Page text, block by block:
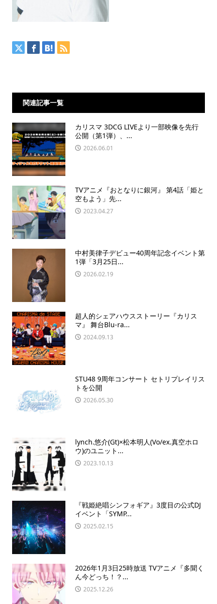
関連記事一覧
カリスマ 3DCG LIVEより一部映像を先行
公開（第1弾）、...
2026.06.01
TVアニメ『おとなりに銀河』 第4話「姫と
空もよう」先...
2023.04.27
中村美律子デビュー40周年記念イベント第
1弾「3月25日...
2026.02.19
超人的シェアハウスストーリー『カリス
マ』 舞台Blu-ra...
2024.09.13
STU48 9周年コンサート セトリプレイリス
トを公開
2026.05.30
lynch.悠介(Gt)×松本明人(Vo/ex.真空ホロ
ウ)のユニット...
2023.10.13
『戦姫絶唱シンフォギア』3度目の公式DJ
イベント「SYMP...
2025.02.15
2026年1月3日25時放送 TVアニメ『多聞く
ん今どっち！？...
2025.12.26